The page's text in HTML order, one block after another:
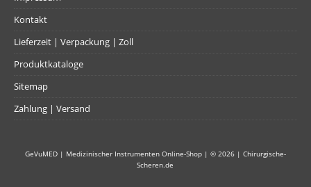
Kontakt
Lieferzeit | Verpackung | Zoll
Produktkataloge
Sitemap
Zahlung | Versand
GeVuMED | Medizinischer Instrumenten Online-Shop | © 2026 | Chirurgische-
Scheren.de